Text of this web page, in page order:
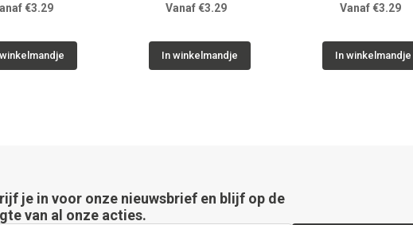
€3.29 Vanaf €3.29
In winkelmandje
Vanaf €3.29
In winkelmandje
je in voor onze nieuwsbrief en blijf op de
van al onze acties.